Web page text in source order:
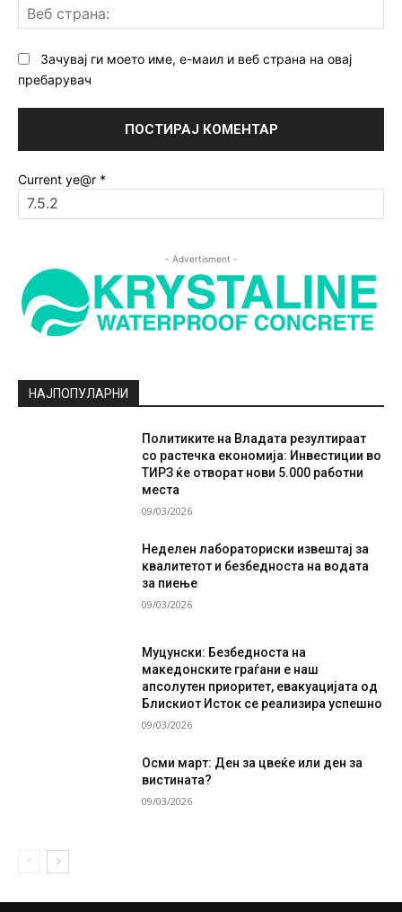
Зачувај ги моето име, е-маил и веб страна на овај
пребарувач
Current ye@r *
- Advertisment -
НАЈПОПУЛАРНИ
Политиките на Владата резултираат
со растечка економија: Инвестиции во
ТИРЗ ќе отворат нови 5.000 работни
места
09/03/2026
Неделен лабораториски извештај за
квалитетот и безбедноста на водата
за пиење
09/03/2026
Муцунски: Безбедноста на
македонските граѓани е наш
апсолутен приоритет, евакуацијата од
Блискиот Исток се реализира успешно
09/03/2026
Осми март: Ден за цвеќе или ден за
вистината?
09/03/2026